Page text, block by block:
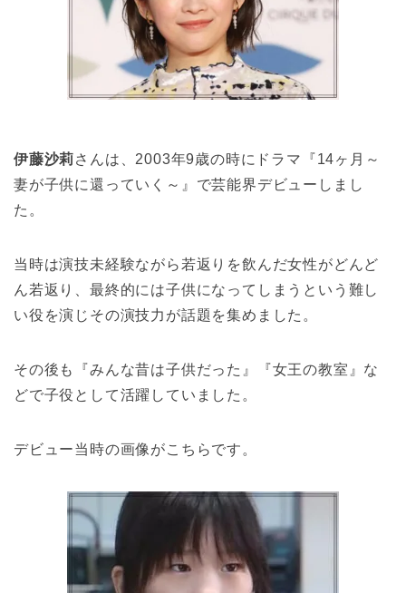
伊藤沙莉さんは、2003年9歳の時にドラマ『14ヶ月～
妻が子供に還っていく～』で芸能界デビューしまし
た。
当時は演技未経験ながら若返りを飲んだ女性がどんど
ん若返り、最終的には子供になってしまうという難し
い役を演じその演技力が話題を集めました。
その後も『みんな昔は子供だった』『女王の教室』な
どで子役として活躍していました。
デビュー当時の画像がこちらです。